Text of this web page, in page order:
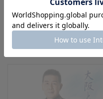
カートに入れる